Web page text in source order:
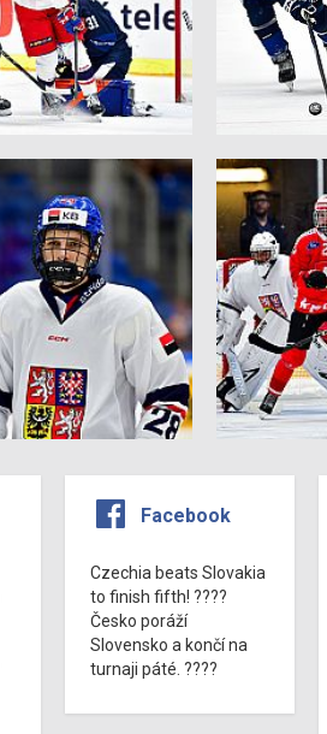
Facebook
Czechia beats Slovakia
to finish fifth! ????
Česko poráží
Slovensko a končí na
turnaji páté. ????